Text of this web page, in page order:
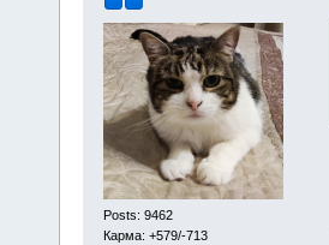
Posts: 9462
Карма: +579/-713